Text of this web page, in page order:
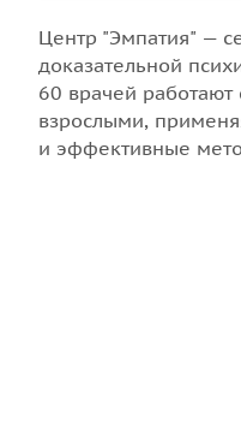
Центр "Эмпатия" —
доказательной
60 врачей работают
взрослыми,
и эффективные